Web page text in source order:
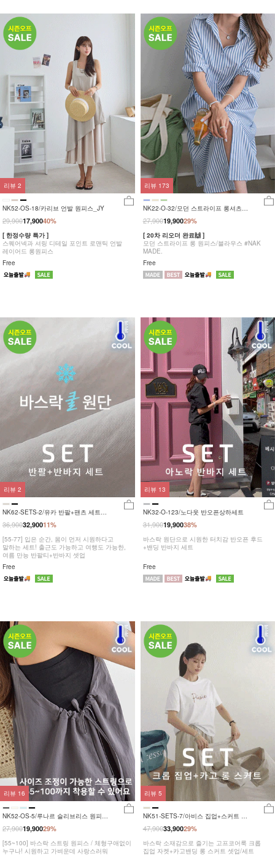
NK52-OS-18/카리브 언발 원피스_JY
40%
29,90017,900
[ 한정수량 특가 ]
스퀘어넥과 셔링 디테일 포인트 로맨틱 언발
레이어드 롱원피스
Free
리뷰 2
NK22-O-32/모던 스트라이프 롱셔츠
_HS
29%
27,90019,900
[ 20차 리오더 완료🙌 ]
모던 스트라이프 롱 원피스/블라우스 #NAK
MADE.
Free
리뷰 173
NK62-SETS-2/유카 반팔+팬츠 세트
_YN
11%
36,90032,900
[55-77] 입은 순간, 몸이 먼저 시원하다고
말하는 세트! 출근도 가능하고 여행도 가능한,
여름 만능 반팔티+반바지 셋업
Free
리뷰 2
NK32-O-123/노다웃 반오픈상하세트
38%
31,90019,900
바스락 원단으로 시원한 터치감 반오픈 후드
+밴딩 반바지 세트
Free
리뷰 13
NK52-OS-5/루나르 슬리브리스 원피스
_DY
29%
27,90019,900
[55~100] 바스락 스트링 원피스 / 체형구애없이
누구나! 시원하고 가벼운데 사랑스러워
리뷰 16
NK51-SETS-7/아비스 집업+스커트 세
트
29%
47,90033,900
바스락 소재감으로 즐기는 고프코어룩 크롭
집업 자켓+카고밴딩 롱 스커트 셋업/세트
리뷰 5